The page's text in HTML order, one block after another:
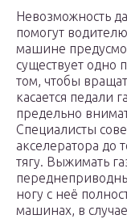
Невозможность
помогут
машине
существует одно
том, чтобы
касается педали
предельно
Специалисты
акселератора до
тягу. Выжимать
ногу с неё
машинах, в